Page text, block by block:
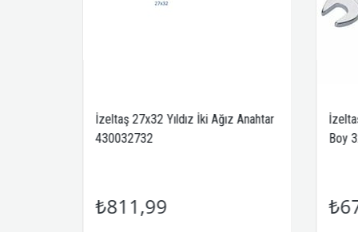
İzeltaş 27x32 Yıldız İki Ağız Anahtar
430032732
₺811,99
Boy